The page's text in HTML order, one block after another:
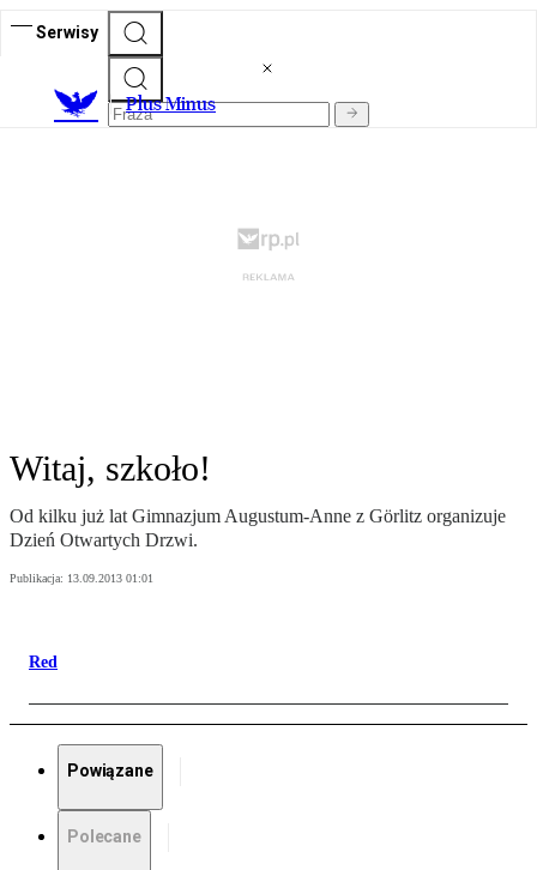
Serwisy
Plus Minus
Witaj, szkoło!
Od kilku już lat Gimnazjum Augustum-Anne z Görlitz organizuje
Dzień Otwartych Drzwi.
Publikacja: 13.09.2013 01:01
Red
Powiązane
Polecane